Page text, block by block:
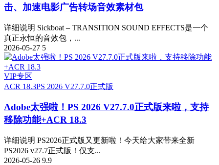
击、加速电影广告转场音效素材包
详细说明 Sickboat – TRANSITION SOUND EFFECTS是一个
真正永恒的音效包，...
2026-05-27 5
VIP专区
ACR 18.3PS 2026 V27.7.0正式版
Adobe太强啦！PS 2026 V27.7.0正式版来啦，支持
移除功能+ACR 18.3
详细说明 PS2026正式版又更新啦！今天给大家带来全新
PS2026 v27.7正式版！仅支...
2026-05-26 9.9